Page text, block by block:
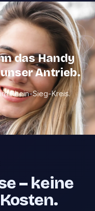
das Handy
Antrieb.
Rhein-Sieg-Kreis.
– keine